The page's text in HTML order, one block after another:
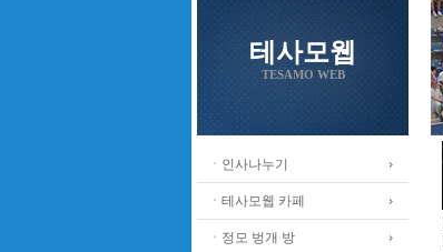
테사모웹
TESAMO WEB
ㆍ인사나누기
ㆍ테사모웹 카페
ㆍ정모 벙개 방